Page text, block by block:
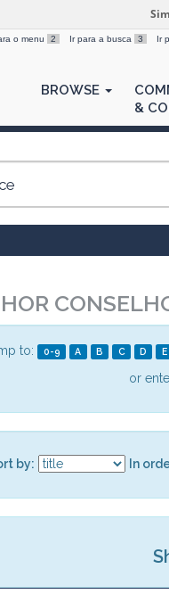
o menu 2 Ir para a busca 3 Ir
BROWSE
&
to: 0-9 A B C D E
or
by: In